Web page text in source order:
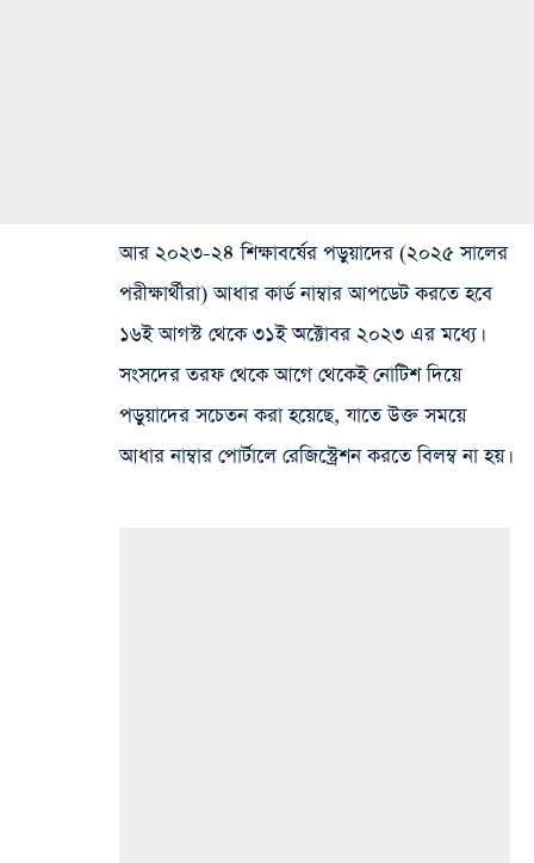
আর ২০২৩-২৪ শিক্ষাবর্ষের পড়ুয়াদের (২০২৫ সালের
পরীক্ষার্থীরা) আধার কার্ড নাম্বার আপডেট করতে হবে
১৬ই আগস্ট থেকে ৩১ই অক্টোবর ২০২৩ এর মধ্যে।
সংসদের তরফ থেকে আগে থেকেই নোটিশ দিয়ে
পড়ুয়াদের সচেতন করা হয়েছে, যাতে উক্ত সময়ে
আধার নাম্বার পোর্টালে রেজিস্ট্রেশন করতে বিলম্ব না হয়।